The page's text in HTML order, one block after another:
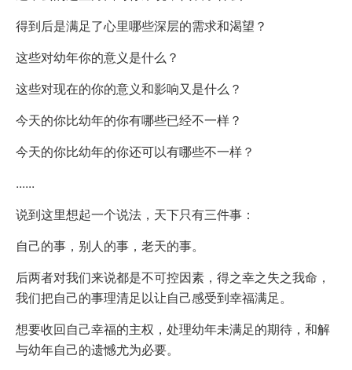
得到后是满足了心里哪些深层的需求和渴望？
这些对幼年你的意义是什么？
这些对现在的你的意义和影响又是什么？
今天的你比幼年的你有哪些已经不一样？
今天的你比幼年的你还可以有哪些不一样？
......
说到这里想起一个说法，天下只有三件事：
自己的事，别人的事，老天的事。
后两者对我们来说都是不可控因素，得之幸之失之我命，
我们把自己的事理清足以让自己感受到幸福满足。
想要收回自己幸福的主权，处理幼年未满足的期待，和解
与幼年自己的遗憾尤为必要。